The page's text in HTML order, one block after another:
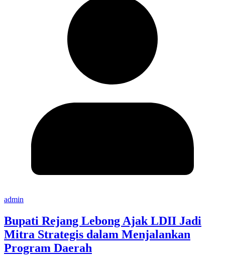
admin
Bupati Rejang Lebong Ajak LDII Jadi
Mitra Strategis dalam Menjalankan
Program Daerah